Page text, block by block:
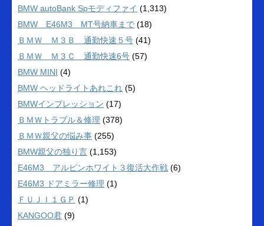
BMW autoBank Spモディファイ (1,313)
BMW E46M3 MT号納車まで (18)
ＢＭＷ Ｍ３Ｂ 通勤快速５号 (41)
ＢＭＷ Ｍ３Ｃ 通勤快速6号 (57)
BMW MINI (4)
BMW ヘッドライトあれこれ (5)
BMWインプレッション (17)
ＢＭＷトラブル＆修理 (378)
ＢＭＷ親父の悩み事 (255)
BMW親父の独り言 (1,153)
E46M3 アルピンホワイト３復活大作戦 (6)
E46M3 ドアミラー修理 (1)
ＦＵＪＩ１ＧＰ (1)
KANGOO君 (9)